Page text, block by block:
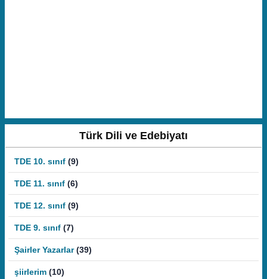
Türk Dili ve Edebiyatı
TDE 10. sınıf (9)
TDE 11. sınıf (6)
TDE 12. sınıf (9)
TDE 9. sınıf (7)
Şairler Yazarlar (39)
şiirlerim (10)